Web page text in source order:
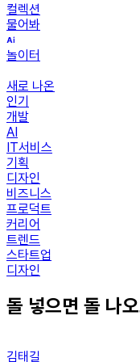
컬렉션
물어봐
놀이터
새로 나온
인기
개발
AI
IT서비스
기획
디자인
비즈니스
프로덕트
커리어
트렌드
스타트업
디자인
돌 넣으면 돌 나
김태길